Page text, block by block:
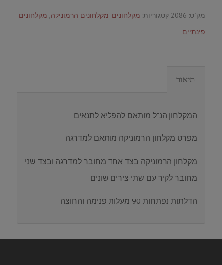
מק"ט: 2086 קטגוריות: מקלחונים, מקלחונים הרמוניקה, מקלחונים
פינתיים
תיאור
המקלחון הנ"ל מותאם להפליא לתנאים
מפרט מקלחון הרמוניקה מותאם למדרגה
מקלחון הרמוניקה בצד אחד מחובר למדרגה ובצד שני
מחובר לקיר עם שתי צירים שונים
הדלתות נפתחות 90 מעלות פנימה והחוצה